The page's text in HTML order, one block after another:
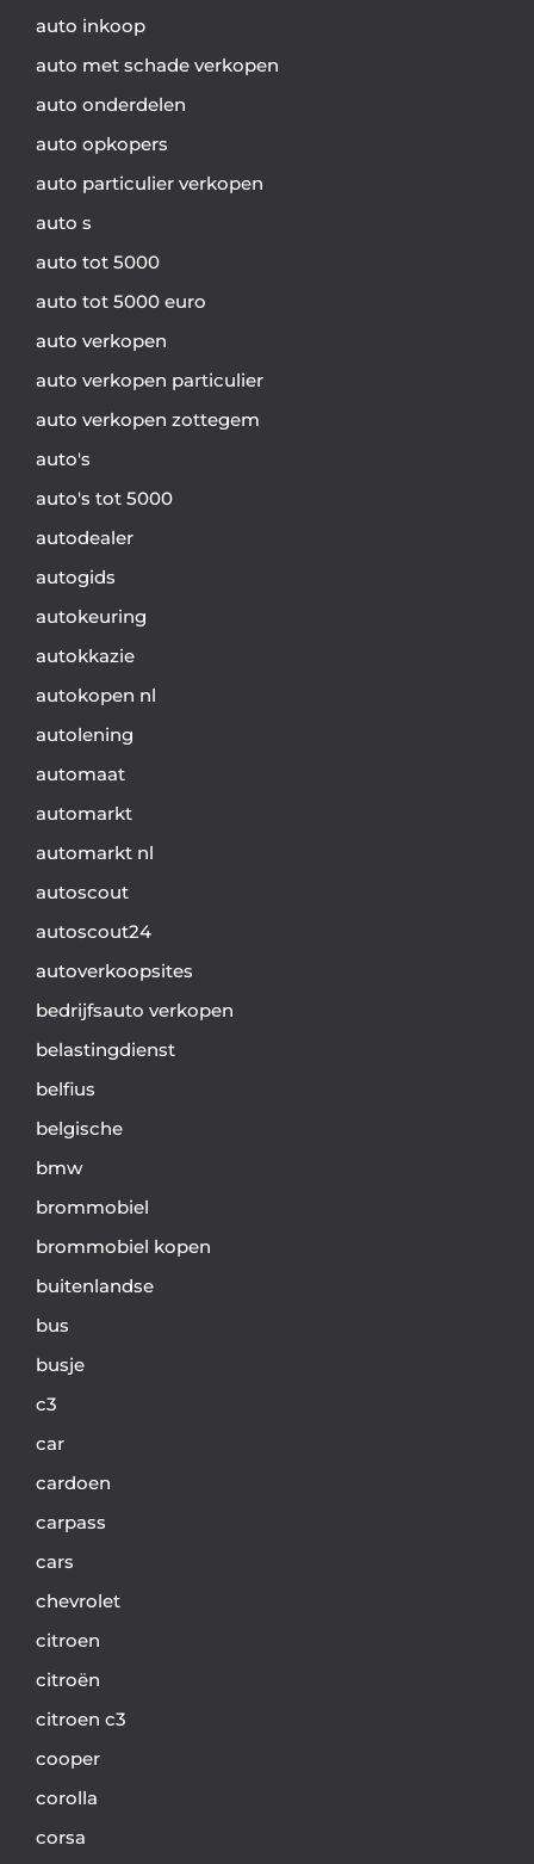
auto inkoop
auto met schade verkopen
auto onderdelen
auto opkopers
auto particulier verkopen
auto s
auto tot 5000
auto tot 5000 euro
auto verkopen
auto verkopen particulier
auto verkopen zottegem
auto's
auto's tot 5000
autodealer
autogids
autokeuring
autokkazie
autokopen nl
autolening
automaat
automarkt
automarkt nl
autoscout
autoscout24
autoverkoopsites
bedrijfsauto verkopen
belastingdienst
belfius
belgische
bmw
brommobiel
brommobiel kopen
buitenlandse
bus
busje
c3
car
cardoen
carpass
cars
chevrolet
citroen
citroën
citroen c3
cooper
corolla
corsa